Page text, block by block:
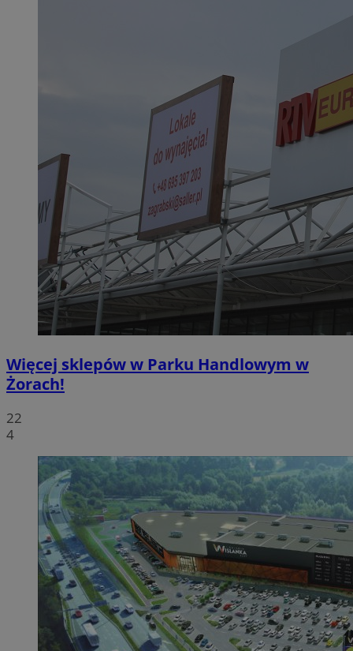
Więcej sklepów w Parku Handlowym w
Żorach!
22
4